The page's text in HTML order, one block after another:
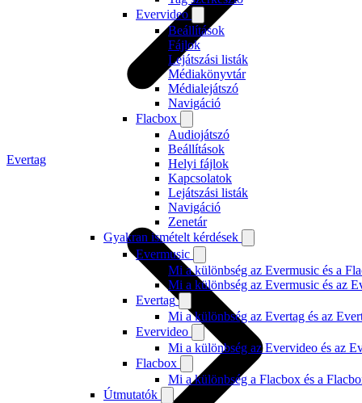
Evervideo
Beállítások
Fájlok
Lejátszási listák
Médiakönyvtár
Médialejátszó
Navigáció
Flacbox
Audiojátszó
Beállítások
Helyi fájlok
Kapcsolatok
Lejátszási listák
Navigáció
Zenetár
Gyakran ismételt kérdések
Evermusic
Mi a különbség az Evermusic és a
Mi a különbség az Evermusic és az
Evertag
Mi a különbség az Evertag és az
Evervideo
Mi a különbség az Evervideo és az
Flacbox
Mi a különbség a Flacbox és a
Útmutatók
Evertag